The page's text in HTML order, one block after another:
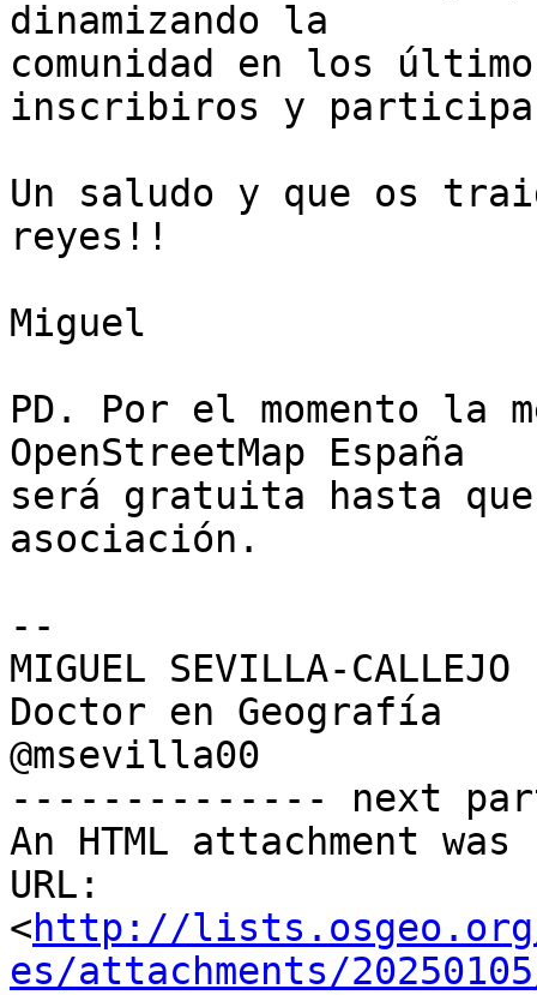
dinamizando la
comunidad en los
inscribiros y
Un saludo y que os
reyes!!
Miguel
PD. Por el momento la
OpenStreetMap España
será gratuita hasta
asociación.
--
MIGUEL SEVILLA-CALLEJO
Doctor en Geografía
@msevilla00
-------------- next
An HTML attachment
URL:
<http://
es/attachments/